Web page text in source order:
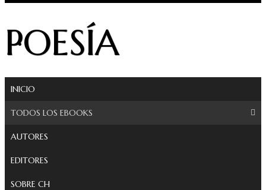
INICIO
TODOS LOS EBOOKS
AUTORES
EDITORES
SOBRE CH
POESÍA